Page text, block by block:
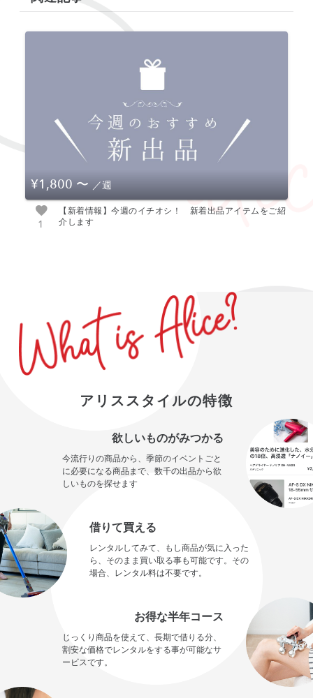
¥1,800〜／週
1
【新着情報】今週のイチオシ！ 新着出品アイテムをご紹
介します
アリススタイルの特徴
欲しいものがみつかる
今流行りの商品から、季節のイベントごと
に必要になる商品まで、数千の出品から欲
しいものを探せます
借りて買える
レンタルしてみて、もし商品が気に入った
ら、そのまま買い取る事も可能です。その
場合、レンタル料は不要です。
お得な半年コース
じっくり商品を使えて、長期で借りる分、
割安な価格でレンタルをする事が可能なサ
ービスです。